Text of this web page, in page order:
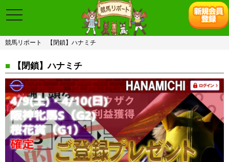
toggle
navigation
競馬リポート 【閉鎖】ハナミチ
■ 【閉鎖】ハナミチ